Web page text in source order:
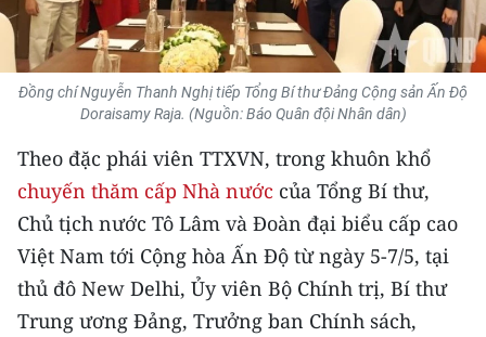
KHOA HỌC - CÔNG NGHỆ
MÔI TRƯỜNG
BẠN ĐỌC
KIỂM CHỨNG THÔNG TIN
TRI THỨC CHUYÊN SÂU
54 DÂN TỘC VIỆT NAM
CHƯƠNG TRÌNH OCOP - MỖI XÃ
Đồng chí Nguyễn Thanh Nghị tiếp Tổng Bí thư Đảng Cộng sản Ấn Độ
Doraisamy Raja. (Nguồn: Báo Quân đội Nhân dân)
Theo đặc phái viên TTXVN, trong khuôn khổ
chuyến thăm cấp Nhà nước của Tổng Bí thư,
Chủ tịch nước Tô Lâm và Đoàn đại biểu cấp cao
Việt Nam tới Cộng hòa Ấn Độ từ ngày 5-7/5, tại
thủ đô New Delhi, Ủy viên Bộ Chính trị, Bí thư
Trung ương Đảng, Trưởng ban Chính sách,